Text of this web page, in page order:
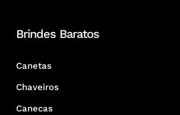
Brindes Baratos
Canetas
Chaveiros
Canecas